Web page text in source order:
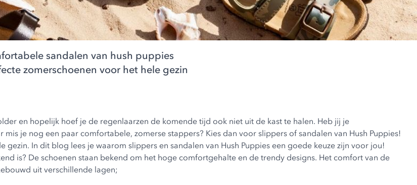
sandalen van hush puppies
zomerschoenen voor het hele gezin
en hopelijk hoef je de regenlaarzen de komende tijd ook niet uit de kast te halen. Heb jij je
je nog een paar comfortabele, zomerse stappers? Kies dan voor slippers of sandalen van Hush Puppies!
In dit blog lees je waarom slippers en sandalen van Hush Puppies een goede keuze zijn voor jou!
is? De schoenen staan bekend om het hoge comfortgehalte en de trendy designs. Het comfort van de
uit verschillende lagen;